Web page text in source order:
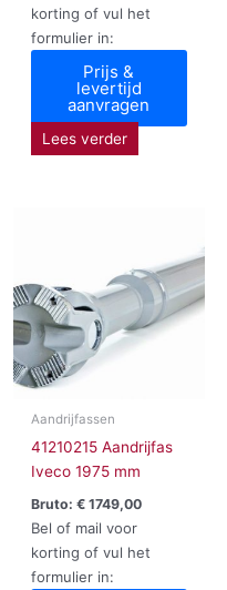
korting of vul het
formulier in:
Prijs &
levertijd
aanvragen
Lees verder
Aandrijfassen
41210215 Aandrijfas
Iveco 1975 mm
Bruto: €1749,00
Bel of mail voor
korting of vul het
formulier in: